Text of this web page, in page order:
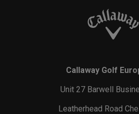
Callaway Golf
Unit 27 Barwell
Leatherhead Road